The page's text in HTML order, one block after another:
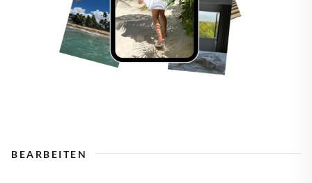
BEARBEITEN